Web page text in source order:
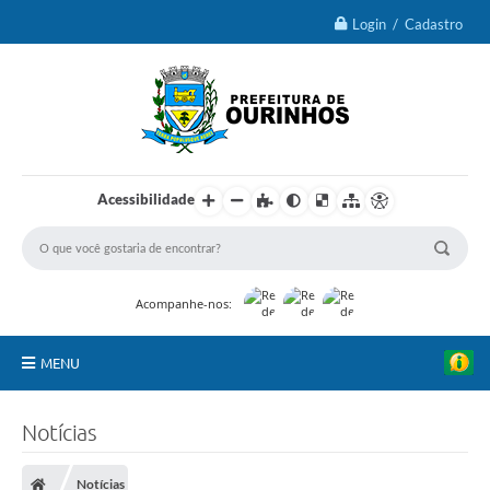
Login / Cadastro
Acessibilidade
Acompanhe-nos:
MENU
Notícias
Notícias